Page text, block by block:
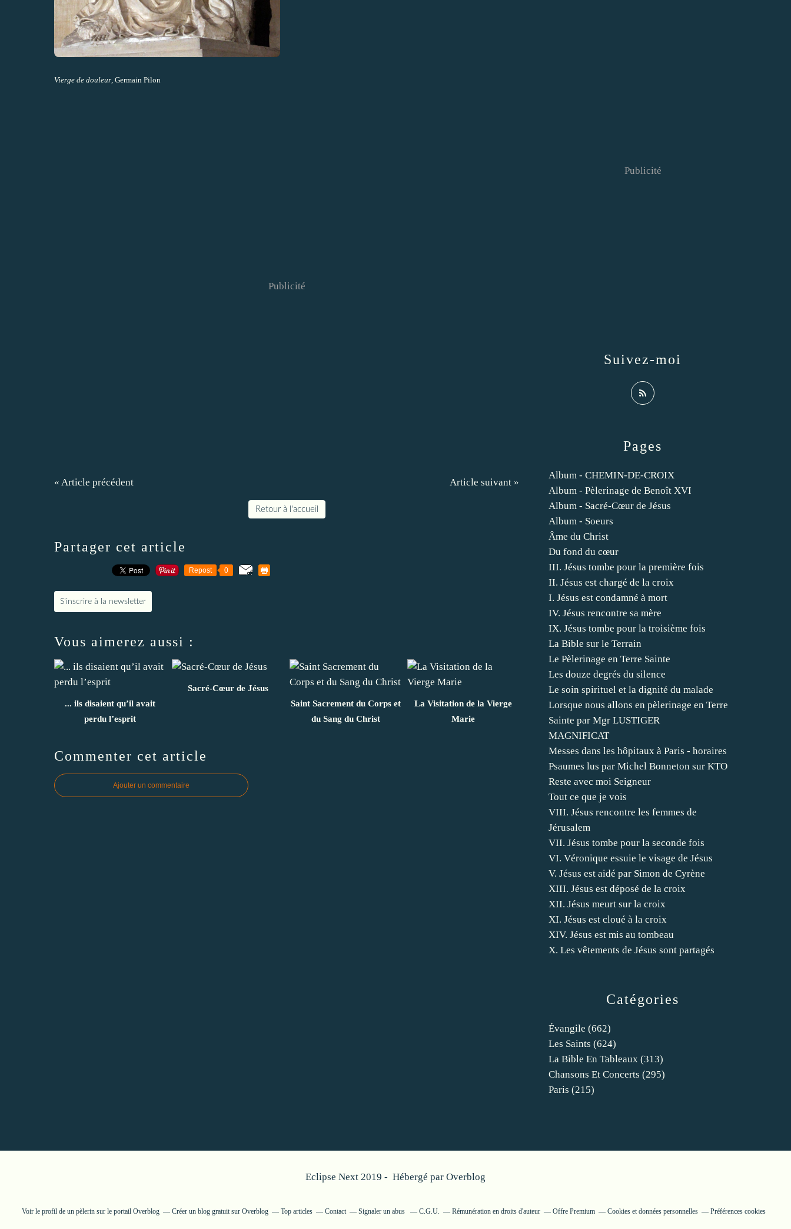
Vierge de douleur , Germain Pilon
Publicité
« Article précédent Article suivant »
Retour à l'accueil
Partager cet article
Repost 0
S'inscrire à la newsletter
Vous aimerez aussi :
... ils disaient qu’il avait
perdu l’esprit
Sacré-Cœur de Jésus
Saint Sacrement du Corps et
du Sang du Christ
La Visitation de la Vierge
Marie
Commenter cet article
Ajouter un commentaire
Catégories
Évangile (662)
Les Saints (624)
La Bible En Tableaux (313)
Chansons Et Concerts (295)
Paris (215)
Pages
Album - CHEMIN-DE-CROIX
Album - Pèlerinage de Benoît XVI
Album - Sacré-Cœur de Jésus
Album - Soeurs
Âme du Christ
Du fond du cœur
III. Jésus tombe pour la première fois
II. Jésus est chargé de la croix
I. Jésus est condamné à mort
IV. Jésus rencontre sa mère
IX. Jésus tombe pour la troisième fois
La Bible sur le Terrain
Le Pèlerinage en Terre Sainte
Les douze degrés du silence
Le soin spirituel et la dignité du malade
Lorsque nous allons en pèlerinage en Terre
Sainte par Mgr LUSTIGER
MAGNIFICAT
Messes dans les hôpitaux à Paris - horaires
Psaumes lus par Michel Bonneton sur KTO
Reste avec moi Seigneur
Tout ce que je vois
VIII. Jésus rencontre les femmes de
Jérusalem
VII. Jésus tombe pour la seconde fois
VI. Véronique essuie le visage de Jésus
V. Jésus est aidé par Simon de Cyrène
XIII. Jésus est déposé de la croix
XII. Jésus meurt sur la croix
XI. Jésus est cloué à la croix
XIV. Jésus est mis au tombeau
X. Les vêtements de Jésus sont partagés
Suivez-moi
Publicité
Eclipse Next 2019 - Hébergé par Overblog
Voir le profil de un pèlerin sur le portail Overblog Créer un blog gratuit sur Overblog Top articles Contact Signaler un abus C.G.U. Rémunération en droits d'auteur Offre Premium Cookies et données personnelles Préférences cookies